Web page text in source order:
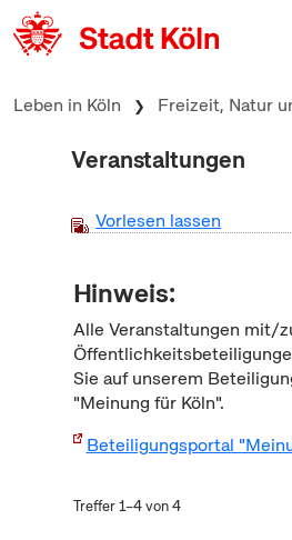
zum Inhalt springen
Leben in Köln Freizeit, Natur
Veranstaltungen
Vorlesen lassen
Hinweis:
Alle Veranstaltungen mit/
Sie auf unserem
"Meinung für Köln".
Beteiligungsportal
Treffer 1–4 von 4